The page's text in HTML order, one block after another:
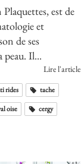
est de
et
de ses
Il...
Lire l'article
rides
tache
oise
cergy